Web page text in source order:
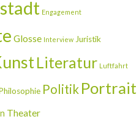
Engagement
Glosse Interview Juristik
Literatur Luftfahrt
Politik Portrait
Theater